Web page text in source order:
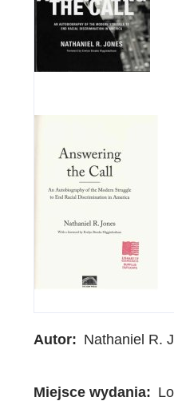
Autor Nathaniel R.
Miejsce wydania